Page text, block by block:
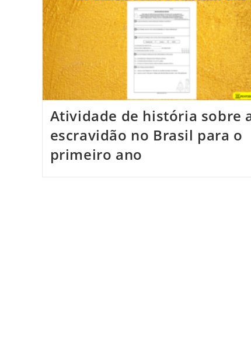
Atividade de história sobre
escravidão no Brasil para o
primeiro ano